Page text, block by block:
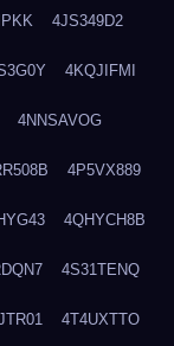
4JS349D2
4KQJIFMI
4NNSAVOG
4P5VX889
4QHYCH8B
4S31TENQ
4T4UXTTO